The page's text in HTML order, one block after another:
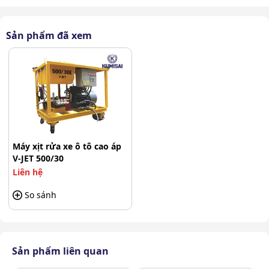
Làm sạch công nghiệp cường độ cao: Vệ sinh nhà
Xây dựng và cơ sở hạ tầng: Phun rửa bê tông, làm
Sản phẩm đã xem
Máy xịt rửa xe ô tô cao áp
V-JET 500/30
Liên hệ
So sánh
Sản phẩm liên quan